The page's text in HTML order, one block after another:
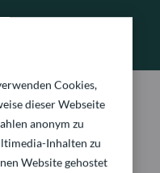
Cookies,
dieser Webseite
anonym zu
Inhalten zu
Website gehostet